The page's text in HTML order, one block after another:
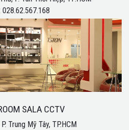
028.62.567.168
SALA CCTV
Trung Mỹ Tây, TP.HCM